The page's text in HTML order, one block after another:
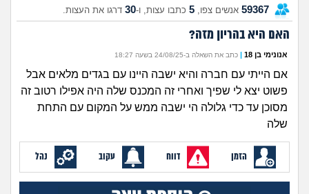
שאלות שעוררו עניין
עצות חדשות
מה קורה כאן?
מדורים
59367 אנשים צפו, 5 כתבו עצות, ו-30 דרגו את העצות.
האם היא בהריון מזה?
אנונימי בן 18 | כתב את השאלה ב-24/08/25 בשעה 18:27
אם הייתי עם חברה והיא ישבה היינו עם בגדים מלאים אבל
פשוט יצא לי שפיך ואחרי זה המכנס שלה היה אפילו רטוב זה
מסוכן עד כדי גלולה הי ישבה ממש על המקום עם התחת
שלה
הזמן דווח עקוב נהל